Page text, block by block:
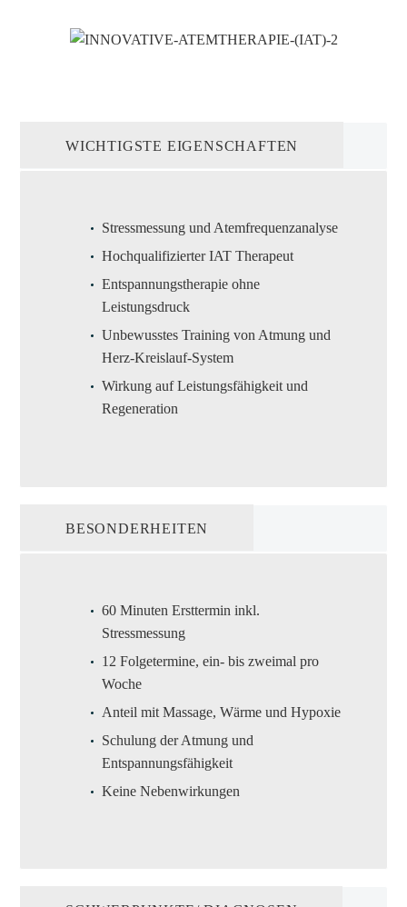
WICHTIGSTE EIGENSCHAFTEN
Stressmessung und Atemfrequenzanalyse
Hochqualifizierter IAT Therapeut
Entspannungstherapie ohne
Leistungsdruck
Unbewusstes Training von Atmung und
Herz-Kreislauf-System
Wirkung auf Leistungsfähigkeit und
Regeneration
BESONDERHEITEN
60 Minuten Ersttermin inkl.
Stressmessung
12 Folgetermine, ein- bis zweimal pro
Woche
Anteil mit Massage, Wärme und Hypoxie
Schulung der Atmung und
Entspannungsfähigkeit
Keine Nebenwirkungen